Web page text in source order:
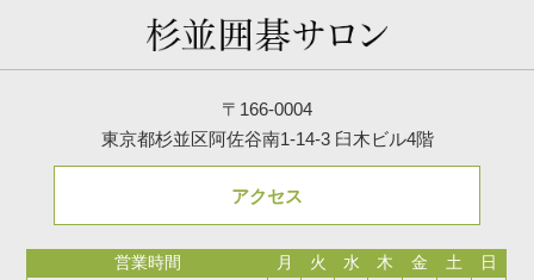
〒166-0004
東京都杉並区阿佐谷南1-14-3 臼木ビル4階
アクセス
営業時間 月 火 水 木 金 土
日